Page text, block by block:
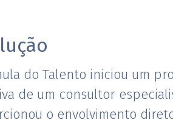
do Talento iniciou um
de um consultor
o envolvimento